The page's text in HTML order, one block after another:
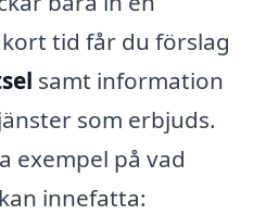
tid får du förslag
samt information
som erbjuds.
exempel på vad
innefatta: